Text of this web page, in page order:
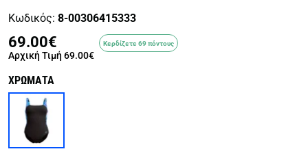
Κωδικός: 8-00306415333
69.00€
Αρχική Τιμή 69.00€
Κερδίζετε 69 πόντους
ΧΡΩΜΑΤΑ